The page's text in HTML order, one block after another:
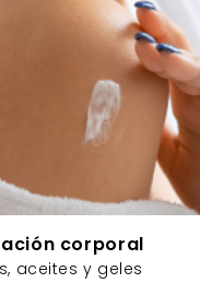
corporal
aceites y geles